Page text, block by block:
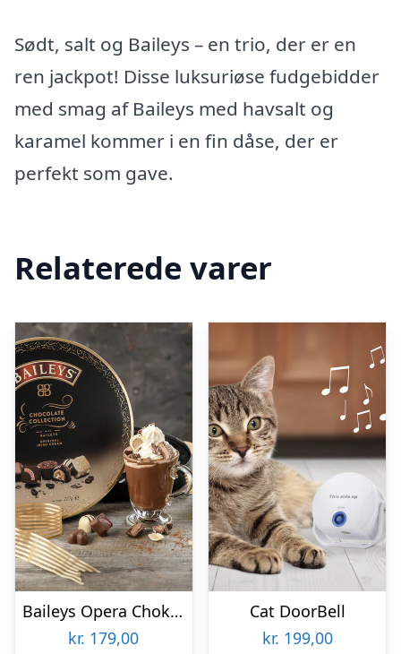
Sødt, salt og Baileys – en trio, der er en
ren jackpot! Disse luksuriøse fudgebidder
med smag af Baileys med havsalt og
karamel kommer i en fin dåse, der er
perfekt som gave.
Relaterede varer
Baileys Opera Chokoladeæske
kr. 179,00
Cat DoorBell
kr. 199,00